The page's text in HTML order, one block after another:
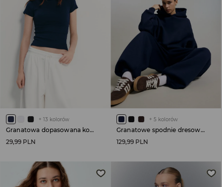
+ 13 kolorów
Granatowa dopasowana koszulka basic
29,99 PLN
+ 5 kolorów
Granatowe spodnie dresowe basic o kroju jogger
129,99 PLN